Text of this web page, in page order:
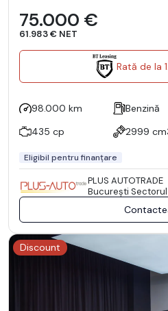
75.000 €
61.983 € NET
Rată de la
98.000 km Benzină
435 cp
2999
Eligibil pentru finanțare
PLUS AUTOTRADE
Bucureşti
Discount